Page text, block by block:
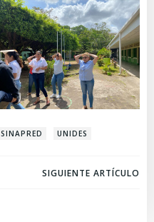
SINAPRED UNIDES
Navegación
SIGUIENTE ARTÍCULO